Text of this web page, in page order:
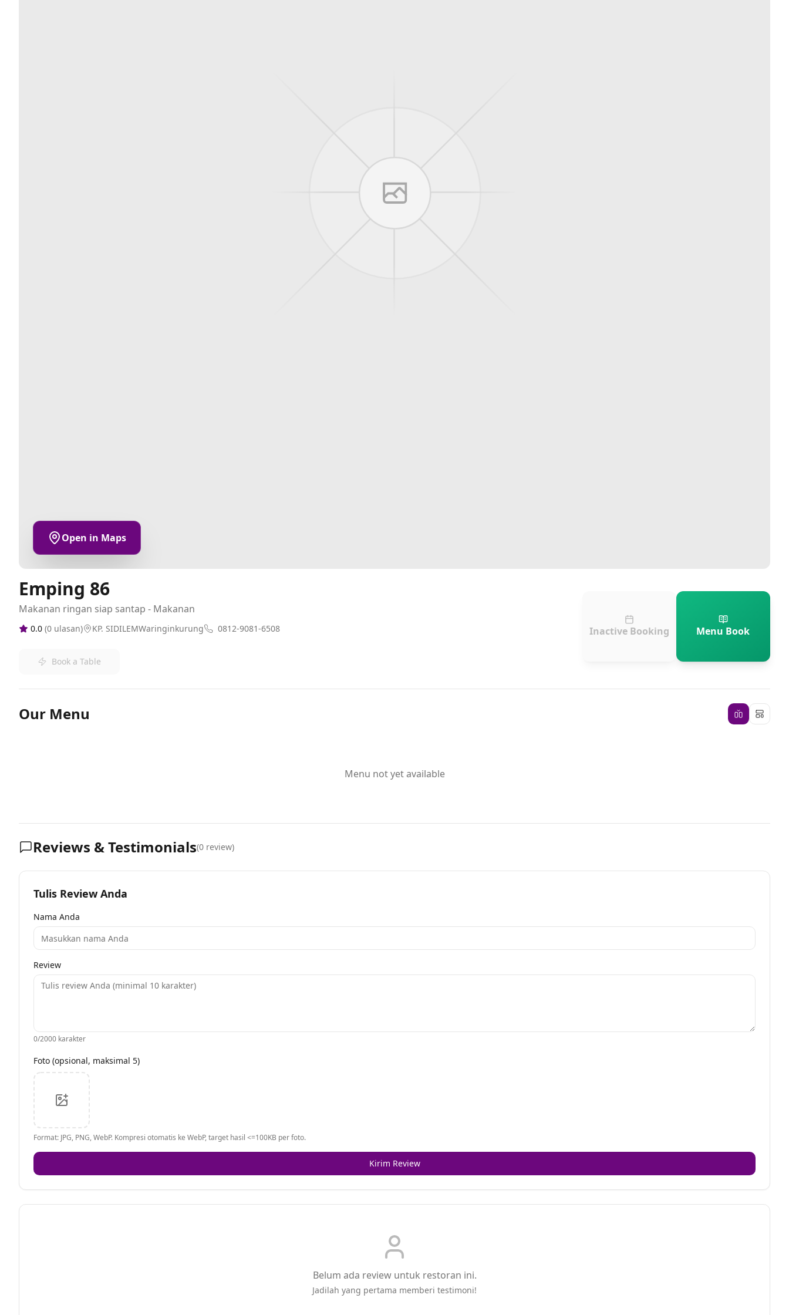
Open in Maps
Emping 86
Makanan ringan siap santap - Makanan
0.0 (0 ulasan) KP. SIDILEMWaringinkurung 0812-9081-6508
Book a Table
Inactive Booking Menu Book
Our Menu
Menu not yet available
Reviews & Testimonials(0 review)
Tulis Review Anda
Nama Anda
Review
0/2000 karakter
Foto (opsional, maksimal 5)
Format: JPG, PNG, WebP. Kompresi otomatis ke WebP, target hasil <=100KB per foto.
Kirim Review
Belum ada review untuk restoran ini.
Jadilah yang pertama memberi testimoni!